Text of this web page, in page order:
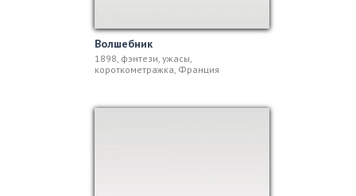
Волшебник
1898, фэнтези, ужасы,
короткометражка, Франция